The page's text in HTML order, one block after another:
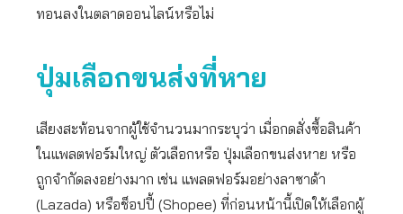
ทอนลงในตลาดออนไลน์หรือไม่
ปุ่มเลือกขนส่งที่หาย
เสียงสะท้อนจากผู้ใช้จำนวนมากระบุว่า เมื่อกดสั่งซื้อสินค้า
ในแพลตฟอร์มใหญ่ ตัวเลือกหรือ ปุ่มเลือกขนส่งหาย หรือ
ถูกจำกัดลงอย่างมาก เช่น แพลตฟอร์มอย่างลาซาด้า
(Lazada) หรือช็อปปี้ (Shopee) ที่ก่อนหน้านี้เปิดให้เลือกผู้